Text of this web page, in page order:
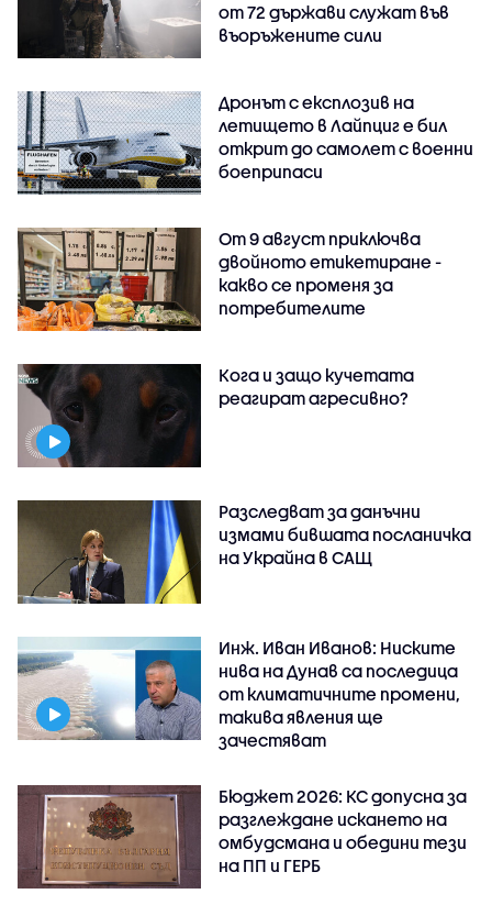
от 72 държави служат във
въоръжените сили
Дронът с експлозив на
летището в Лайпциг е бил
открит до самолет с военни
боеприпаси
От 9 август приключва
двойното етикетиране -
какво се променя за
потребителите
Кога и защо кучетата
реагират агресивно?
Разследват за данъчни
измами бившата посланичка
на Украйна в САЩ
Инж. Иван Иванов: Ниските
нива на Дунав са последица
от климатичните промени,
такива явления ще
зачестяват
Бюджет 2026: КС допусна за
разглеждане искането на
омбудсмана и обедини тези
на ПП и ГЕРБ